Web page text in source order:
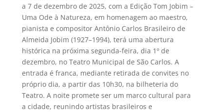
a 7 de dezembro de 2025, com a Edição Tom Jobim –
Uma Ode à Natureza, em homenagem ao maestro,
pianista e compositor Antônio Carlos Brasileiro de
Almeida Jobim (1927–1994), terá uma abertura
histórica na próxima segunda-feira, dia 1º de
dezembro, no Teatro Municipal de São Carlos. A
entrada é franca, mediante retirada de convites no
próprio dia, a partir das 10h30, na bilheteria do
Teatro. A noite promete ser um marco cultural para
a cidade, reunindo artistas brasileiros e